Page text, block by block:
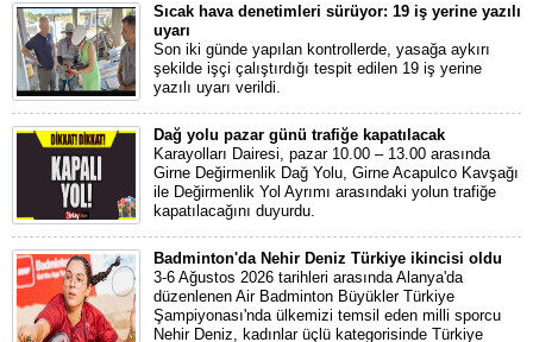
Sıcak hava denetimleri sürüyor: 19 iş yerine yazılı
uyarı
Son iki günde yapılan kontrollerde, yasağa aykırı
şekilde işçi çalıştırdığı tespit edilen 19 iş yerine
yazılı uyarı verildi.
Dağ yolu pazar günü trafiğe kapatılacak
Karayolları Dairesi, pazar 10.00 – 13.00 arasında
Girne Değirmenlik Dağ Yolu, Girne Acapulco Kavşağı
ile Değirmenlik Yol Ayrımı arasındaki yolun trafiğe
kapatılacağını duyurdu.
Badminton'da Nehir Deniz Türkiye ikincisi oldu
3-6 Ağustos 2026 tarihleri arasında Alanya'da
düzenlenen Air Badminton Büyükler Türkiye
Şampiyonası'nda ülkemizi temsil eden milli sporcu
Nehir Deniz, kadınlar üçlü kategorisinde Türkiye